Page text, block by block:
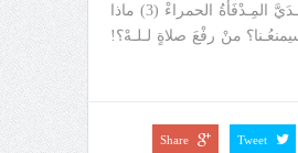
أنْواءْ! ولـديَّ لـدَيَّ المِـدْفَأةُ الحمراءْ (3) ماذا
منْ رفْعَ صلاةٍ لـلـهْ؟!
Tweet
Share